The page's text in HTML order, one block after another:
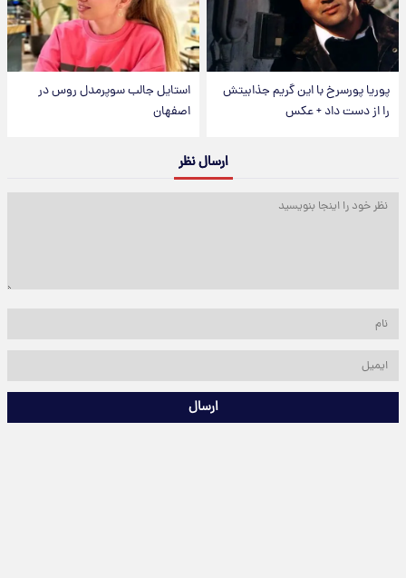
پوریا پورسرخ با این گریم جذابیتش
را از دست داد + عکس
استایل جالب سوپرمدل روس در
اصفهان
ارسال نظر
ارسال